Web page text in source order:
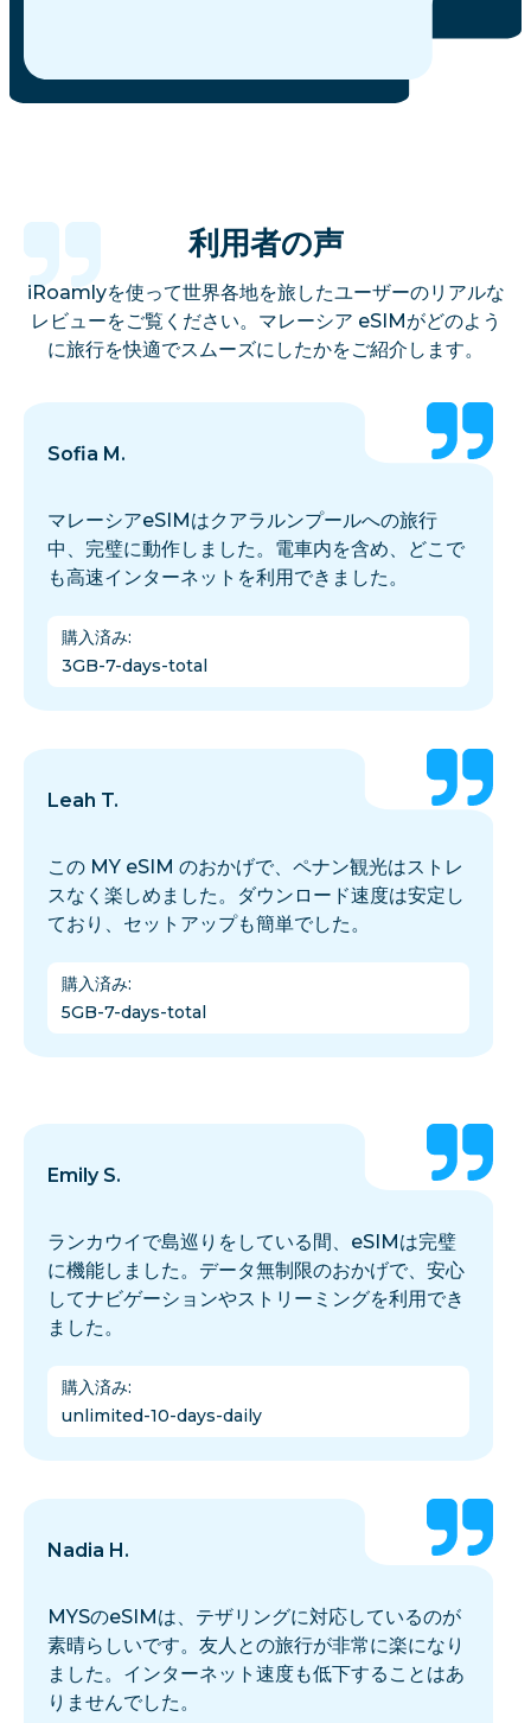
利用者の声
iRoamlyを使って世界各地を旅したユーザーのリアルな
レビューをご覧ください。マレーシア eSIMがどのよう
に旅行を快適でスムーズにしたかをご紹介します。
Sofia M.
マレーシアeSIMはクアラルンプールへの旅行
中、完璧に動作しました。電車内を含め、どこで
も高速インターネットを利用できました。
購入済み:
3GB-7-days-total
Leah T.
この MY eSIM のおかげで、ペナン観光はストレ
スなく楽しめました。ダウンロード速度は安定し
ており、セットアップも簡単でした。
購入済み:
5GB-7-days-total
Emily S.
ランカウイで島巡りをしている間、eSIMは完璧
に機能しました。データ無制限のおかげで、安心
してナビゲーションやストリーミングを利用でき
ました。
購入済み:
unlimited-10-days-daily
Nadia H.
MYSのeSIMは、テザリングに対応しているのが
素晴らしいです。友人との旅行が非常に楽になり
ました。インターネット速度も低下することはあ
りませんでした。